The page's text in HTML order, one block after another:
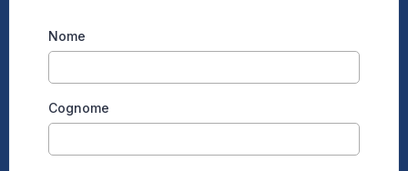
Nome
Cognome